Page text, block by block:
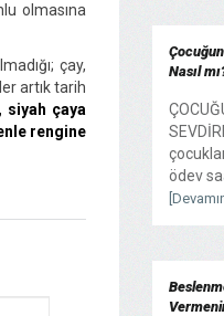
olmasına
çay,
artık tarih
siyah çaya
rengine
Nasıl
ödev